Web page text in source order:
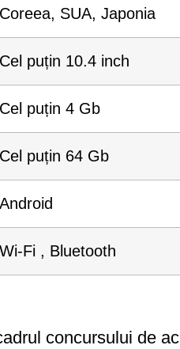
Coreea, SUA, Japonia
Cel puțin 10.4 inch
Cel puțin 4 Gb
Cel puțin 64 Gb
Android
Wi-Fi , Bluetooth
concursului de